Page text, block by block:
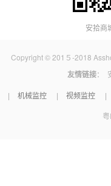
安拾商
Copyright © 201５-2018
友情链接：
机械监控 视频监控